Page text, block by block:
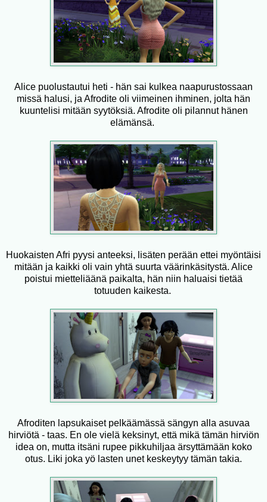
Alice puolustautui heti - hän sai kulkea naapurustossaan
missä halusi, ja Afrodite oli viimeinen ihminen, jolta hän
kuuntelisi mitään syytöksiä. Afrodite oli pilannut hänen
elämänsä.
Huokaisten Afri pyysi anteeksi, lisäten perään ettei myöntäisi
mitään ja kaikki oli vain yhtä suurta väärinkäsitystä. Alice
poistui mietteliäänä paikalta, hän niin haluaisi tietää
totuuden kaikesta.
Afroditen lapsukaiset pelkäämässä sängyn alla asuvaa
hirviötä - taas. En ole vielä keksinyt, että mikä tämän hirviön
idea on, mutta itsäni rupee pikkuhiljaa ärsyttämään koko
otus. Liki joka yö lasten unet keskeytyy tämän takia.